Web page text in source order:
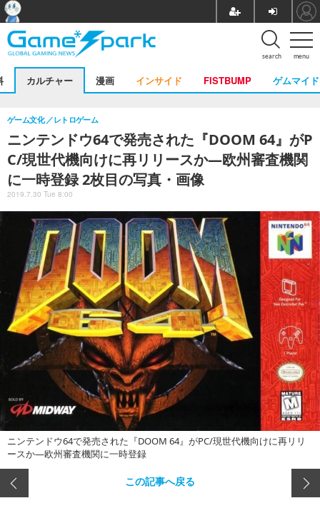
menu
search
カルチャー 漫画 インサイド FISTBUMP ゲムマイド
ニンテンドウ64で発売された『DOOM 64』がP
C/現世代機向けに再リリースか―欧州審査機関
に一時登録 2枚目の写真・画像
ゲーム文化 レトロゲーム
2019.7.30 Tue 8:00
ニンテンドウ64で発売された『DOOM 64』がPC/現世代機向けに再リリ
ースか―欧州審査機関に一時登録
この記事へ戻る